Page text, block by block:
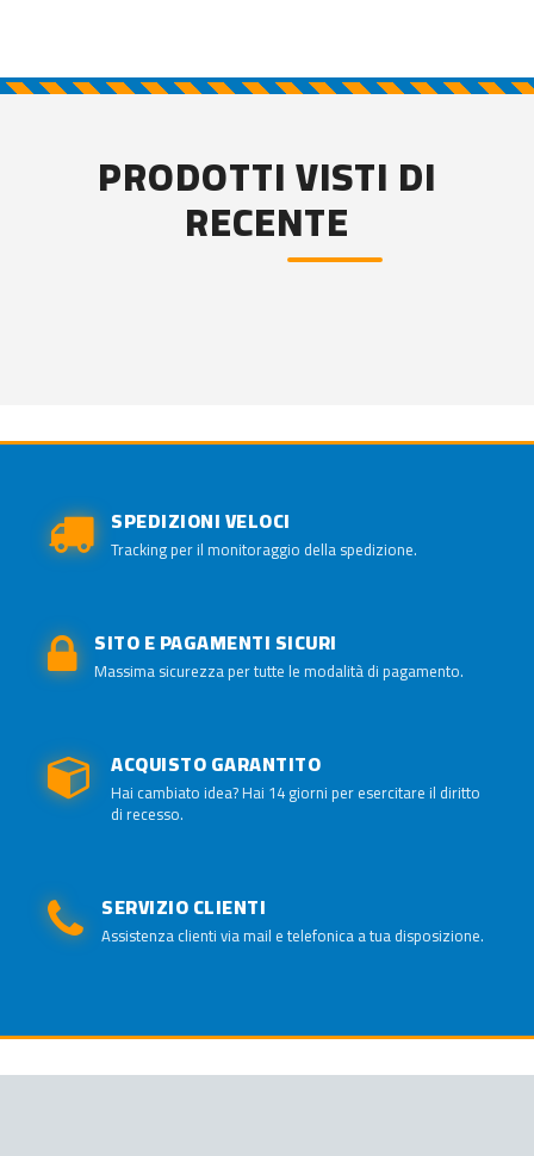
PRODOTTI VISTI DI
RECENTE
SPEDIZIONI VELOCI
Tracking per il monitoraggio della spedizione.
SITO E PAGAMENTI SICURI
Massima sicurezza per tutte le modalità di pagamento.
ACQUISTO GARANTITO
Hai cambiato idea? Hai 14 giorni per esercitare il diritto
di recesso.
SERVIZIO CLIENTI
Assistenza clienti via mail e telefonica a tua disposizione.